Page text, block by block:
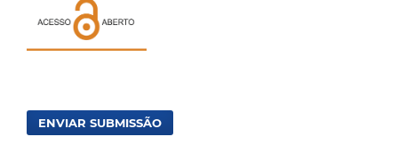
ENVIAR SUBMISSÃO